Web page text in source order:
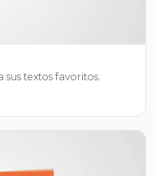
textos favoritos.